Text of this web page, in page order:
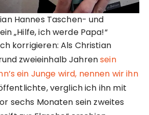
Hannes Taschen- und
„Hilfe, ich werde Papa!“
korrigieren: Als Christian
zweieinhalb Jahrensein
ein Junge wird, nennen wir ihn
verglich ich ihn mit
sechs Monaten sein zweites